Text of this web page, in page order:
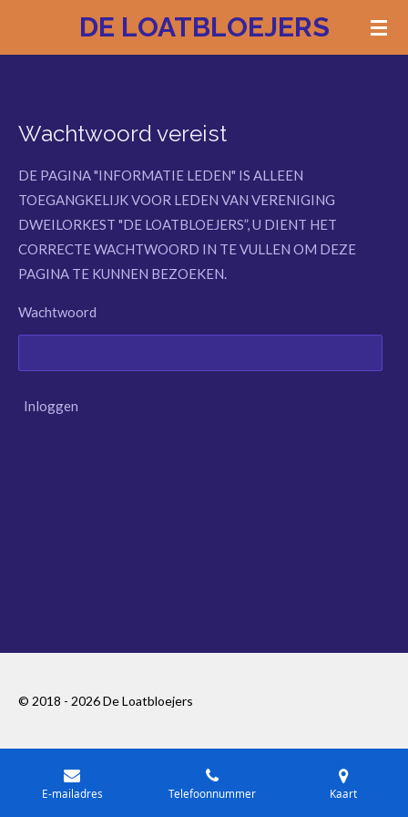
DE LOATBLOEJERS
Wachtwoord vereist
DE PAGINA "INFORMATIE LEDEN" IS ALLEEN
TOEGANGKELIJK VOOR LEDEN VAN VERENIGING
DWEILORKEST "DE LOATBLOEJERS”, U DIENT HET
CORRECTE WACHTWOORD IN TE VULLEN OM DEZE
PAGINA TE KUNNEN BEZOEKEN.
Wachtwoord
Inloggen
© 2018 - 2026 De Loatbloejers
E-mailadres Telefoonnummer Kaart